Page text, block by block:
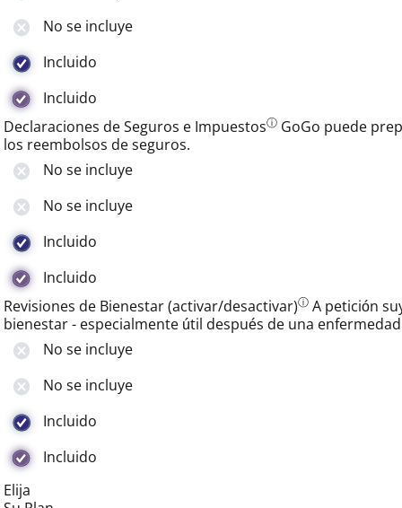
No se incluye
Incluido
Incluido
Declaraciones de Seguros e Impuestosⓘ GoGo puede
los reembolsos de seguros.
No se incluye
No se incluye
Incluido
Incluido
Revisiones de Bienestar (activar/desactivar)ⓘ A petición
bienestar - especialmente útil después de una
No se incluye
No se incluye
Incluido
Incluido
Elija